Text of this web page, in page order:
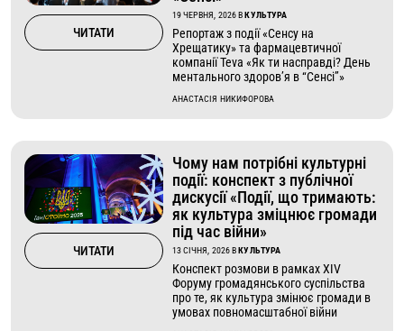
ЧИТАТИ
Репортаж з події «Сенсу на
Хрещатику» та фармацевтичної
компанії Teva «Як ти насправді? День
ментального здоров’я в “Сенсі”»
ЧИТАТИ
Чому нам потрібні культурні
події: конспект з публічної
дискусії «Події, що тримають:
як культура зміцнює громади
під час війни»
13 СІЧНЯ, 2026
Конспект розмови в рамках XIV
Форуму громадянського суспільства
про те, як культура змінює громади в
умовах повномасштабної війни